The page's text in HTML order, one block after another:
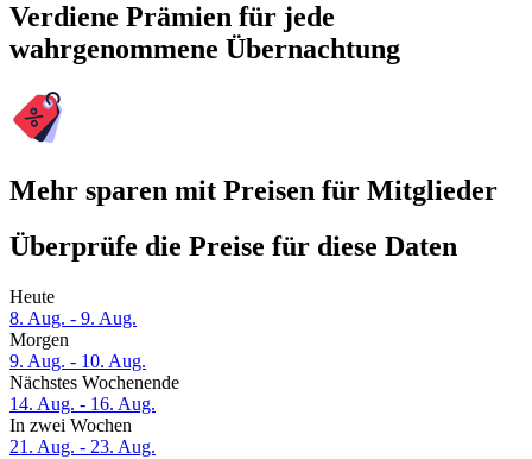
Verdiene Prämien für jede
wahrgenommene Übernachtung
Mehr sparen mit Preisen für Mitglieder
Überprüfe die Preise für diese Daten
Heute
8. Aug. - 9. Aug.
Morgen
9. Aug. - 10. Aug.
Nächstes Wochenende
14. Aug. - 16. Aug.
In zwei Wochen
21. Aug. - 23. Aug.